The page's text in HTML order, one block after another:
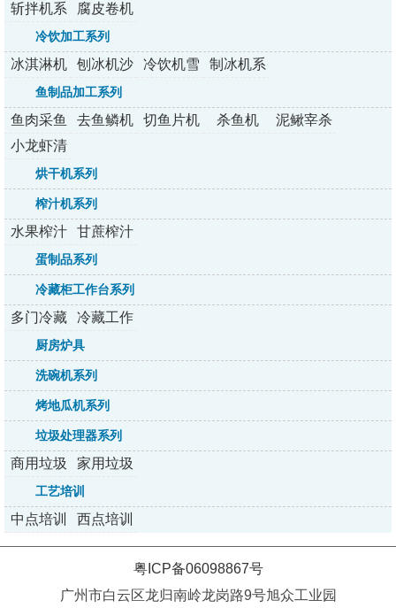
列
列
斩拌机系
列
腐皮卷机
冷饮加工系列
冰淇淋机
系列
刨冰机沙
冰机
冷饮机雪
制冰机系
鱼制品加工系列
鱼肉采鱼
机
去鱼鳞机 切鱼片机 杀鱼机
泥鳅宰杀
小龙虾清
洗机
烘干机系列
榨汁机系列
水果榨汁
机系列
甘蔗榨汁
机系列
蛋制品系列
冷藏柜工作台系列
多门冷藏
柜系列
冷藏工作
厨房炉具
洗碗机系列
烤地瓜机系列
垃圾处理器系列
商用垃圾
处理器
家用垃圾
处理器
工艺培训
中点培训 西点培训
粤ICP备06098867号
广州市白云区龙归南岭龙岗路9号旭众工业园